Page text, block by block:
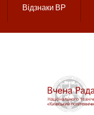
Відзнаки ВР